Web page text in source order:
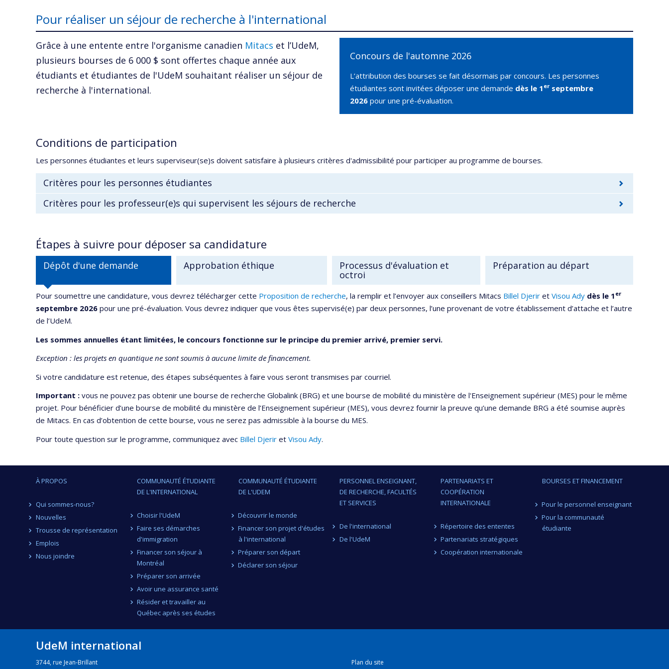
Pour réaliser un séjour de recherche à l'international
Grâce à une entente entre l'organisme canadien Mitacs et l’UdeM,
plusieurs bourses de 6 000 $ sont offertes chaque année aux
étudiants et étudiantes de l'UdeM souhaitant réaliser un séjour de
recherche à l'international.
Concours de l'automne 2026
L’attribution des bourses se fait désormais par concours. Les personnes
étudiantes sont invitées déposer une demande dès le 1 er septembre
2026 pour une pré-évaluation.
Conditions de participation
Les personnes étudiantes et leurs superviseur(se)s doivent satisfaire à plusieurs critères d'admissibilité pour participer au programme de bourses.
Critères pour les personnes étudiantes
Critères pour les professeur(e)s qui supervisent les séjours de recherche
Étapes à suivre pour déposer sa candidature
Dépôt d'une demande Approbation éthique Processus d'évaluation et
octroi
Préparation au départ
Pour soumettre une candidature, vous devrez télécharger cette Proposition de recherche, la remplir et l’envoyer aux conseillers Mitacs Billel Djerir et Visou Ady dès le 1 er
septembre 2026 pour une pré-évaluation. Vous devrez indiquer que vous êtes supervisé(e) par deux personnes, l’une provenant de votre établissement d’attache et l’autre
de l’UdeM.
Les sommes annuelles étant limitées, le concours fonctionne sur le principe du premier arrivé, premier servi.
Exception : les projets en quantique ne sont soumis à aucune limite de financement.
Si votre candidature est retenue, des étapes subséquentes à faire vous seront transmises par courriel.
Important : vous ne pouvez pas obtenir une bourse de recherche Globalink (BRG) et une bourse de mobilité du ministère de l'Enseignement supérieur (MES) pour le même
projet. Pour bénéficier d’une bourse de mobilité du ministère de l’Enseignement supérieur (MES), vous devrez fournir la preuve qu’une demande BRG a été soumise auprès
de Mitacs. En cas d’obtention de cette bourse, vous ne serez pas admissible à la bourse du MES.
Pour toute question sur le programme, communiquez avec Billel Djerir et Visou Ady.
À PROPOS
Qui sommes-nous?
Nouvelles
Trousse de représentation
Emplois
Nous joindre
COMMUNAUTÉ ÉTUDIANTE
DE L'INTERNATIONAL
Choisir l'UdeM
Faire ses démarches
d'immigration
Financer son séjour à
Montréal
Préparer son arrivée
Avoir une assurance santé
Résider et travailler au
Québec après ses études
COMMUNAUTÉ ÉTUDIANTE
DE L'UDEM
Découvrir le monde
Financer son projet d'études
à l'international
Préparer son départ
Déclarer son séjour
PERSONNEL ENSEIGNANT,
DE RECHERCHE, FACULTÉS
ET SERVICES
De l'international
De l'UdeM
PARTENARIATS ET
COOPÉRATION
INTERNATIONALE
Répertoire des ententes
Partenariats stratégiques
Coopération internationale
BOURSES ET FINANCEMENT
Pour le personnel enseignant
Pour la communauté
étudiante
UdeM international
3744, rue Jean-Brillant
Plan du site